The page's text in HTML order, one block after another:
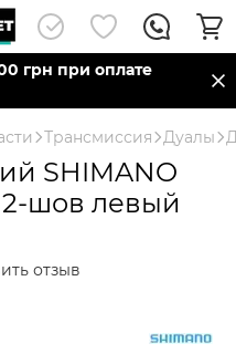
грн при оплате
Трансмиссия Дуалы
SHIMANO
2-шов левый
отзыв